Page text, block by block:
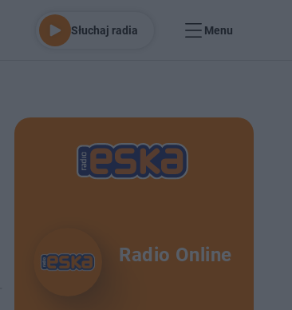
Słuchaj radia Menu
Radio Online